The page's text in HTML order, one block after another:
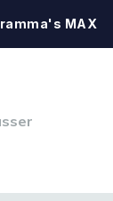
MAX